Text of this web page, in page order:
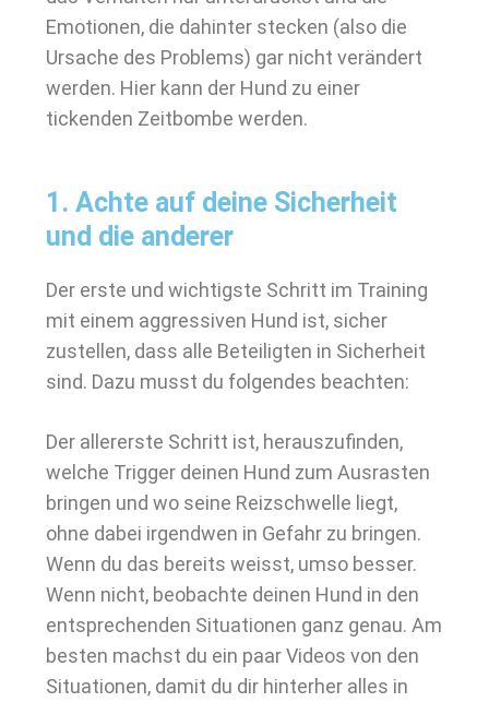
Emotionen, die dahinter stecken (also die
Ursache des Problems) gar nicht verändert
werden. Hier kann der Hund zu einer
tickenden Zeitbombe werden.
1. Achte auf deine Sicherheit
und die anderer
Der erste und wichtigste Schritt im Training
mit einem aggressiven Hund ist, sicher
zustellen, dass alle Beteiligten in Sicherheit
sind. Dazu musst du folgendes beachten:
Der allererste Schritt ist, herauszufinden,
welche Trigger deinen Hund zum Ausrasten
bringen und wo seine Reizschwelle liegt,
ohne dabei irgendwen in Gefahr zu bringen.
Wenn du das bereits weisst, umso besser.
Wenn nicht, beobachte deinen Hund in den
entsprechenden Situationen ganz genau. Am
besten machst du ein paar Videos von den
Situationen, damit du dir hinterher alles in